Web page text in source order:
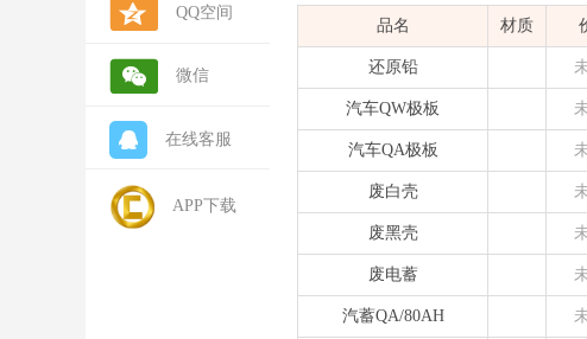
QQ空间
微信
在线客服
APP下载
本文为长江有色金属网发布的07
现货市场报价 | 行情参考 | 有色金
品名 材质
还原铅
汽车QW极板
汽车QA极板
废白壳
废黑壳
废电蓄
汽蓄QA/80AH